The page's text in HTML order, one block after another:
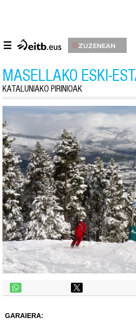
☰ ZUZENEAN
MASELLAKO ESKI-
KATALUNIAKO PIRINIOAK
GARAIERA: